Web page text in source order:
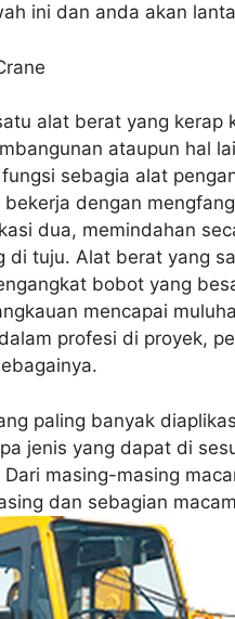
ini dan anda akan
alat berat yang kerap
ataupun hal
sebagia alat
dengan
dua, memindahan
di tuju. Alat berat yang
bobot yang
mencapai
profesi di proyek,
paling banyak
jenis yang dapat di
masing-masing
dan sebagian